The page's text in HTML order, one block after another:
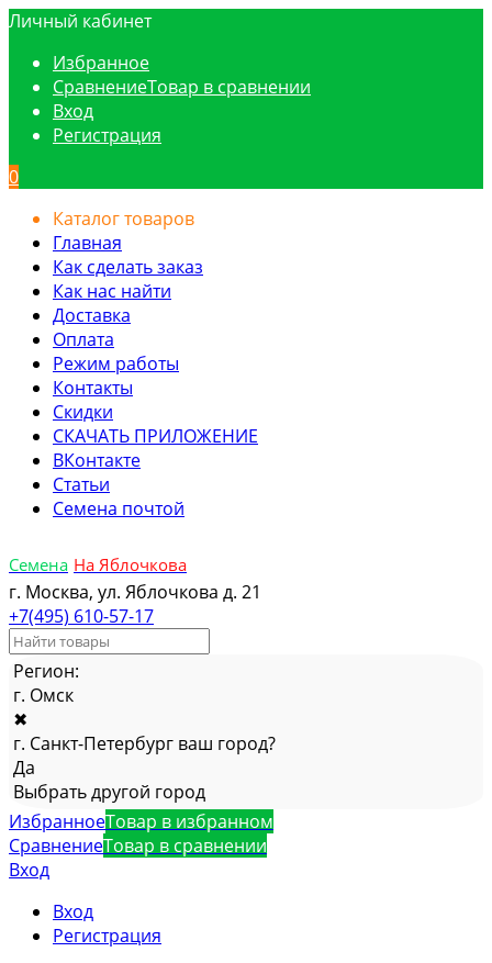
Личный кабинет
Избранное
СравнениеТовар в сравнении
Вход
Регистрация
0
Каталог товаров
Главная
Как сделать заказ
Как нас найти
Доставка
Оплата
Режим работы
Контакты
Скидки
СКАЧАТЬ ПРИЛОЖЕНИЕ
ВКонтакте
Статьи
Семена почтой
Семена На Яблочкова
г. Москва, ул. Яблочкова д. 21
+7(495) 610-57-17
Регион:
г. Омск
✖
г. Санкт-Петербург ваш город?
Да
Выбрать другой город
ИзбранноеТовар в избранном
СравнениеТовар в сравнении
Вход
Вход
Регистрация